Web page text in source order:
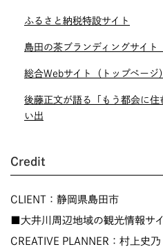
ふるさと納税特設サイト
島田の茶ブランディングサイト
総合Webサイト（トップページ）
後藤正文が語る「もう都会に
い出
Credit
CLIENT：静岡県島田市
■大井川周辺地域の観光情報サ
CREATIVE PLANNER：村上史乃